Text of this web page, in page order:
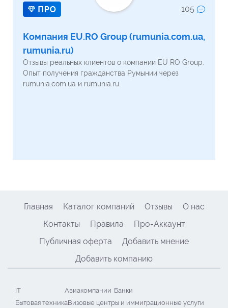
105
Компания EU.RO Group (rumunia.com.ua,
rumunia.ru)
Отзывы реальных клиентов о компании EU RO Group.
Опыт получения гражданства Румынии через
rumunia.com.ua и rumunia.ru.
Главная Каталог компаний Отзывы
О нас
Контакты
Правила
Про-Аккаунт
Публичная оферта
Добавить мнение
Добавить компанию
IT Авиакомпании Банки
Бытовая техникаВизовые центры и иммиграционные услуги